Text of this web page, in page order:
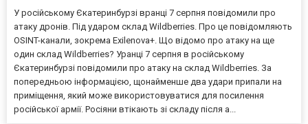
У російському Єкатеринбурзі вранці 7 серпня повідомили про
атаку дронів. Під ударом склад Wildberries. Про це повідомляють
OSINT-канали, зокрема Exilenova+. Що відомо про атаку на ще
один склад Wildberries? Уранці 7 серпня в російському
Єкатеринбурзі повідомили про атаку на склад Wildberries. За
попередньою інформацією, щонайменше два удари припали на
приміщення, який може використовуватися для посилення
російської армії. Росіяни втікають зі складу після а...